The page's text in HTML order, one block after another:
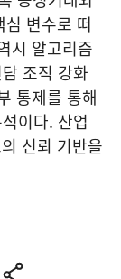
변수로 떠
시 알고리즘
조직 강화
통제를 통해
이다. 산업
신뢰 기반을